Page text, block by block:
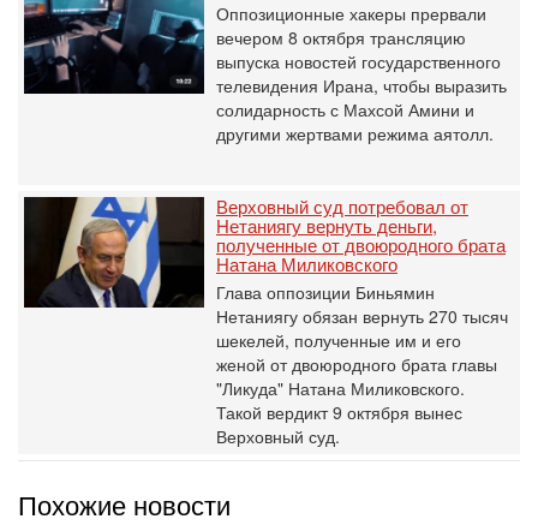
Оппозиционные хакеры прервали
вечером 8 октября трансляцию
выпуска новостей государственного
телевидения Ирана, чтобы выразить
солидарность с Махсой Амини и
другими жертвами режима аятолл.
Верховный суд потребовал от
Нетаниягу вернуть деньги,
полученные от двоюродного брата
Натана Миликовского
Глава оппозиции Биньямин
Нетаниягу обязан вернуть 270 тысяч
шекелей, полученные им и его
женой от двоюродного брата главы
"Ликуда" Натана Миликовского.
Такой вердикт 9 октября вынес
Верховный суд.
Похожие новости